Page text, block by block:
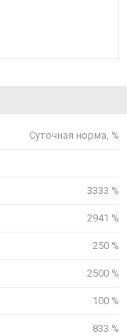
Суточная норма, %
3333 %
2941 %
250 %
2500 %
100 %
833 %